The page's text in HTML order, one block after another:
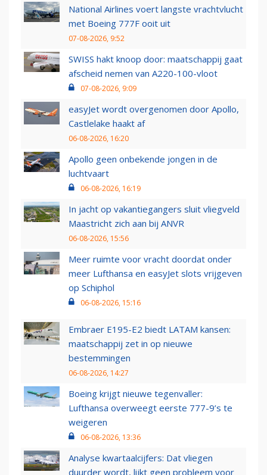
National Airlines voert langste vrachtvlucht
met Boeing 777F ooit uit
07-08-2026, 9:52
SWISS hakt knoop door: maatschappij gaat
afscheid nemen van A220-100-vloot
07-08-2026, 9:09
easyJet wordt overgenomen door Apollo,
Castlelake haakt af
06-08-2026, 16:20
Apollo geen onbekende jongen in de
luchtvaart
06-08-2026, 16:19
In jacht op vakantiegangers sluit vliegveld
Maastricht zich aan bij ANVR
06-08-2026, 15:56
Meer ruimte voor vracht doordat onder
meer Lufthansa en easyJet slots vrijgeven
op Schiphol
06-08-2026, 15:16
Embraer E195-E2 biedt LATAM kansen:
maatschappij zet in op nieuwe
bestemmingen
06-08-2026, 14:27
Boeing krijgt nieuwe tegenvaller:
Lufthansa overweegt eerste 777-9’s te
weigeren
06-08-2026, 13:36
Analyse kwartaalcijfers: Dat vliegen
duurder wordt, lijkt geen probleem voor